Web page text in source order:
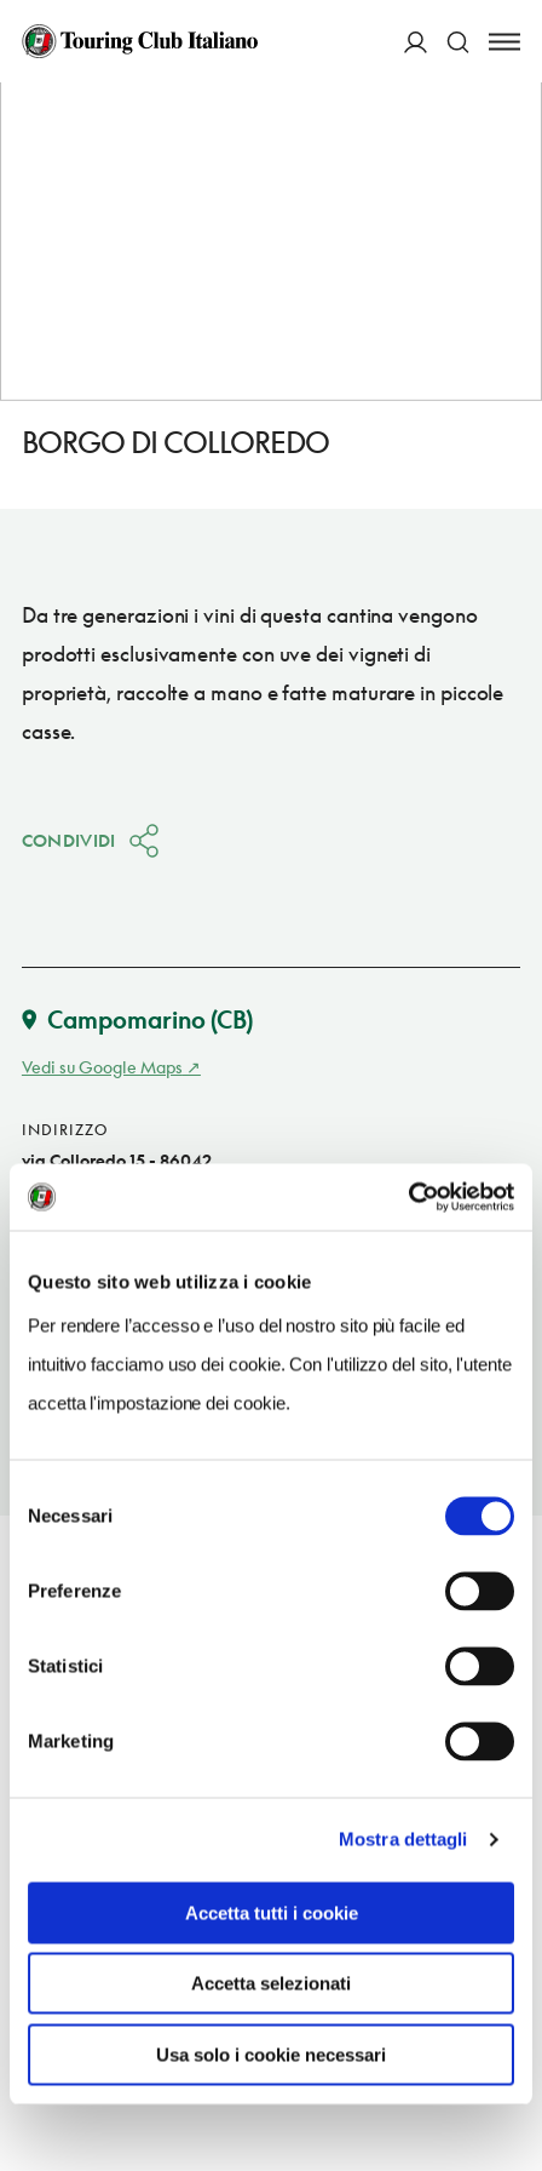
Questo sito web utilizza i cookie
Per rendere l’accesso e l’uso del nostro sito più facile ed
intuitivo facciamo uso dei cookie. Con l'utilizzo del sito, l'utente
accetta l'impostazione dei cookie.
delNecessari
Preferenze
Statistici
Marketing
Mostra dettagli
Accetta tutti i cookie
Accetta selezionati
Usa solo i cookie necessari
HOME
BORGO DI COLLOREDO
Da tre generazioni i vini di questa cantina vengono
prodotti esclusivamente con uve dei vigneti di
proprietà, raccolte a mano e fatte maturare in piccole
casse.
CONDIVIDI
Campomarino(CB)
Vedi su Google Maps
INDIRIZZO
via Colloredo 15 - 86042
Campomarino (CB)
Molise IT
www.borgodicolloredo.com
087557453